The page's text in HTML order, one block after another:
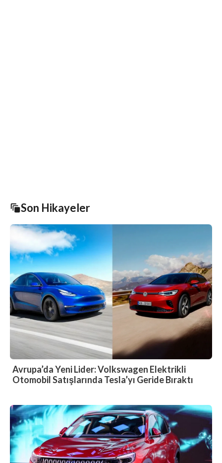
Son Hikayeler
Avrupa’da Yeni Lider: Volkswagen Elektrikli
Otomobil Satışlarında Tesla’yı Geride Bıraktı